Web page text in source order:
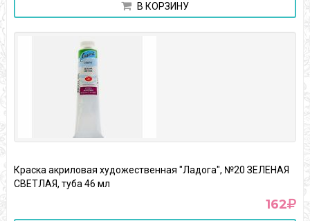
В КОРЗИНУ
Краска акриловая художественная "Ладога", №20 ЗЕЛЕНАЯ
СВЕТЛАЯ, туба 46 мл
162